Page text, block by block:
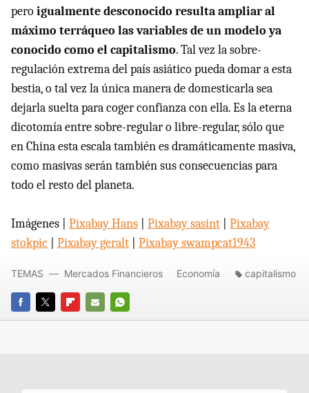
peroigualmente desconocido resulta ampliar al
máximo terráqueo las variables de un modelo ya
conocido como el capitalismo. Tal vez la sobre-
regulación extrema del país asiático pueda domar a esta
bestia, o tal vez la única manera de domesticarla sea
dejarla suelta para coger confianza con ella. Es la eterna
dicotomía entre sobre-regular o libre-regular, sólo que
en China esta escala también es dramáticamente masiva,
como masivas serán también sus consecuencias para
todo el resto del planeta.
Imágenes | Pixabay Hans Pixabay sasint
Pixabay
stokpic
Pixabay geralt Pixabay swampcat1943
FACEBOOK
TWITTERFLIPBOARD
E-
WHATSAPP
TEMAS Mercados Financieros Economía capitalismo